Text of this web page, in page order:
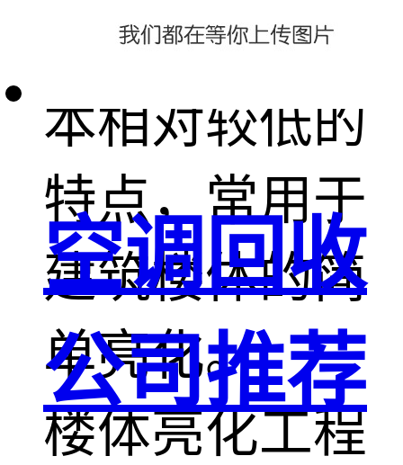
工难度小、成
本相对较低的
特点，常用于
建筑楼体的简
单亮化。
楼体亮化工程
空调回收
公司推荐